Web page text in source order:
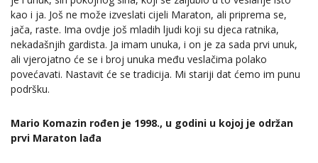
kao i ja. Još ne može izveslati cijeli Maraton, ali priprema se,
jača, raste. Ima ovdje još mladih ljudi koji su djeca ratnika,
nekadašnjih gardista. Ja imam unuka, i on je za sada prvi unuk,
ali vjerojatno će se i broj unuka među veslačima polako
povećavati. Nastavit će se tradicija. Mi stariji dat ćemo im punu
podršku.
Mario Komazin rođen je 1998., u godini u kojoj je održan
prvi Maraton lađa